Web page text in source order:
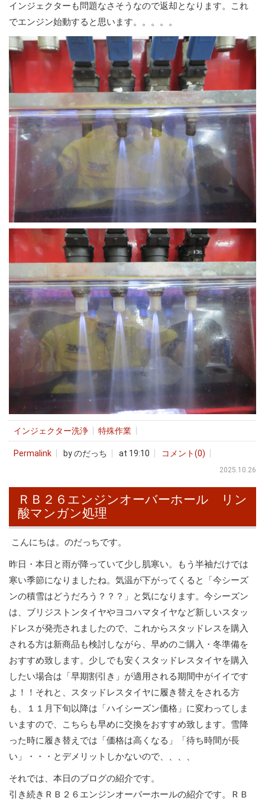
インジェクターも問題なさそうなので返却となります。これ
でエンジン始動すると思います。。。。。
インジェクター洗浄 特殊作業
Permalink by のだっち at 19:10 コメント(0)
2025.10.26
ＲＢ２６エンジンオーバーホール リン
酸マンガン処理
こんにちは。のだっちです。
昨日・本日と雨が降っていて少し肌寒い。もう半袖だけでは
寒い季節になりましたね。気温が下がってくると「今シーズ
ンの積雪はどうだろう？？？」と気になります。今シーズン
は、ブリジストンタイヤやヨコハマタイヤなど新しいスタッ
ドレスが発売されましたので、これからスタッドレスを購入
される方は新商品も検討しながら、早めのご購入・冬準備を
おすすめ致します。少しでも安くスタッドレスタイヤを購入
したい場合は「早期割引き」が適用される期間中がイイです
よ！！それと、スタッドレスタイヤに履き替えをされる方
も、１１月下旬以降は「ハイシーズン価格」に変わってしま
いますので、こちらも早めに交換をおすすめ致します。雪降
った時に履き替えでは「価格は高くなる」「待ち時間が長
い」・・・とデメリットしかないので、、、、
それでは、本日のブログの紹介です。
引き続きＲＢ２６エンジンオーバーホールの紹介です。ＲＢ